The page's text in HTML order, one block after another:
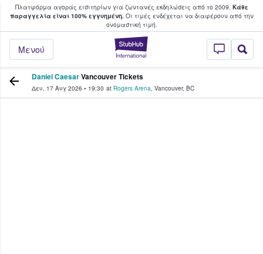
Πλατφόρμα αγοράς εισιτηρίων για ζωντανές εκδηλώσεις από το 2009. Κάθε
παραγγελία είναι 100% εγγυημένη.Οι τιμές ενδέχεται να διαφέρουν από την
oνομαστική τιμή.
StubHub - Όπου
Μενού
φαν αγοράζουν και πουλούν
Daniel CaesarVancouver Tickets
Δευ, 17 Αυγ 2026 • 19:30 at Rogers Arena, Vancouver, BC